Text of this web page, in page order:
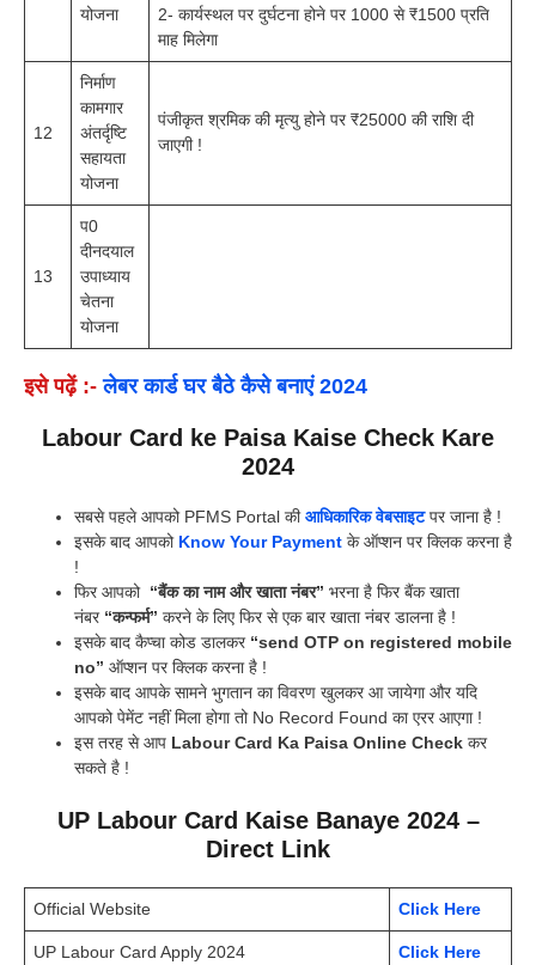
योजना
2- कार्यस्थल पर दुर्घटना होने पर 1000 से ₹1500 प्रति
माह मिलेगा
12
निर्माण
कामगार
अंतर्दृष्टि
सहायता
योजना
पंजीकृत श्रमिक की मृत्यु होने पर ₹25000 की राशि दी
जाएगी !
13
प0
दीनदयाल
उपाध्याय
चेतना
योजना
इसे पढ़ें :- लेबर कार्ड घर बैठे कैसे बनाएं 2024
Labour Card ke Paisa Kaise Check Kare
2024
सबसे पहले आपको PFMS Portal कीआधिकारिक वेबसाइटपर जाना है !
इसके बाद आपको Know Your Payment के ऑप्शन पर क्लिक करना है
!
फिर आपको “बैंक का नाम और खाता नंबर” भरना है फिर बैंक खाता
नंबर“कन्फर्म” करने के लिए फिर से एक बार खाता नंबर डालना है !
इसके बाद कैप्चा कोड डालकर“send OTP on registered mobile
no” ऑप्शन पर क्लिक करना है !
इसके बाद आपके सामने भुगतान का विवरण खुलकर आ जायेगा और यदि
आपको पेमेंट नहीं मिला होगा तो No Record Found का एरर आएगा !
इस तरह से आप Labour Card Ka Paisa Online Check कर
सकते है !
UP Labour Card Kaise Banaye 2024 –
Direct Link
Official Website Click Here
UP Labour Card Apply 2024 Click Here